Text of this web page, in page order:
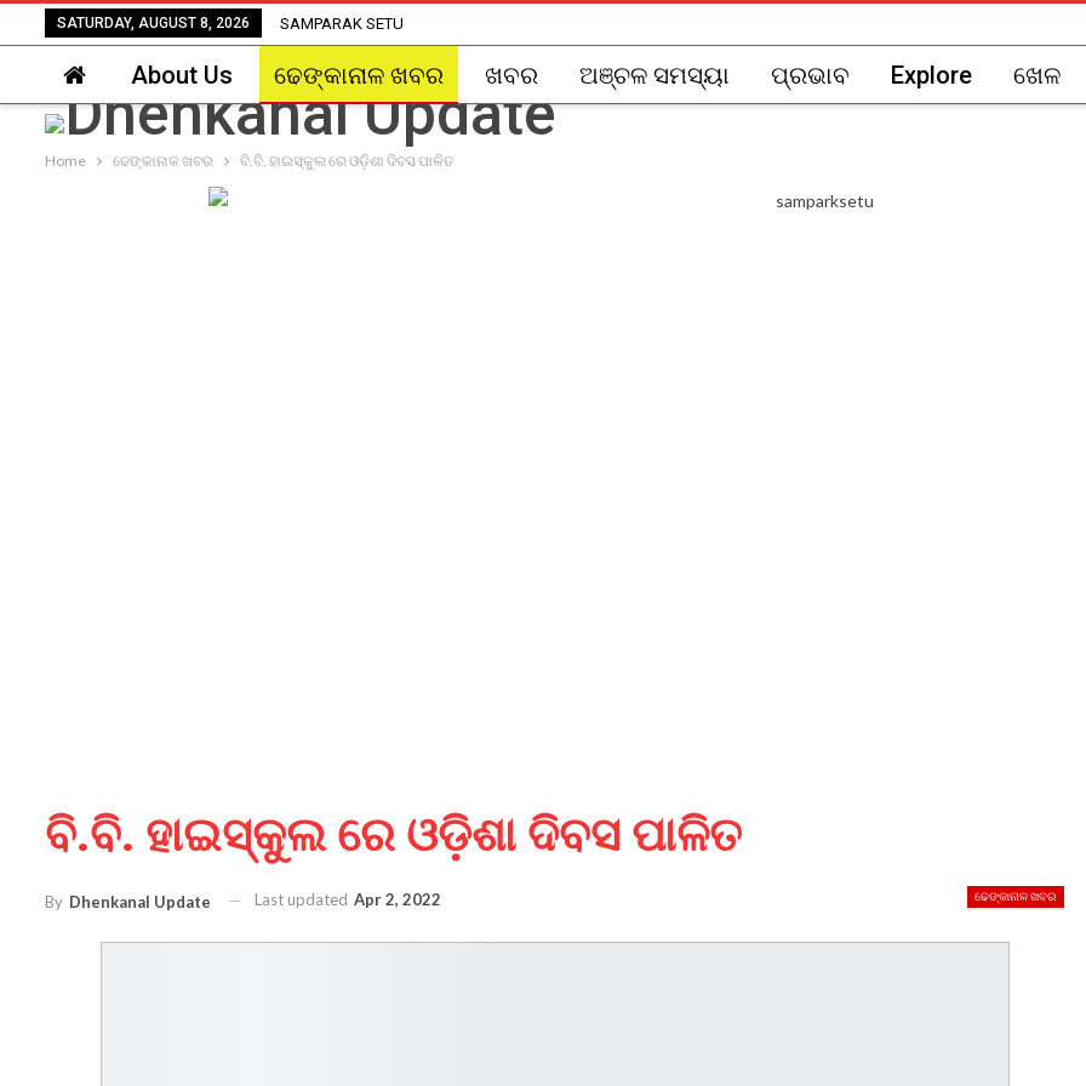
SATURDAY, AUGUST 8, 2026 SAMPARAK SETU
About Us ଢେଙ୍କାନାଳ ଖବର ଖବର ଅଞ୍ଚଳ ସମସ୍ୟା ପ୍ରଭାବ Explore ଖେଳ
Home ଢେଙ୍କାନାଳ ଖବର ବି.ବି. ହାଇସ୍କୁଲ ରେ ଓଡ଼ିଶା ଦିବସ ପାଳିତ
ବି.ବି. ହାଇସ୍କୁଲ ରେ ଓଡ଼ିଶା ଦିବସ ପାଳିତ
ଢେଙ୍କାନାଳ ଖବର
By Dhenkanal Update Last updated Apr 2, 2022